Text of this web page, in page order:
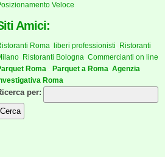
Veloce
Amici:
Roma liberi professionisti
Ristoranti
Ristoranti Bologna Commercianti on line
Roma - Parquet a Roma, Agenzia
Roma
per: